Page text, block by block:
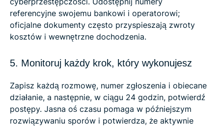
referencyjne swojemu bankowi i operatorowi;
oficjalne dokumenty często przyspieszają zwroty
kosztów i wewnętrzne dochodzenia.
5. Monitoruj każdy krok, który wykonujesz
Zapisz każdą rozmowę, numer zgłoszenia i obiecane
działanie, a następnie, w ciągu 24 godzin, potwierdź
postępy. Jasna oś czasu pomaga w późniejszym
rozwiązywaniu sporów i potwierdza, że aktywnie